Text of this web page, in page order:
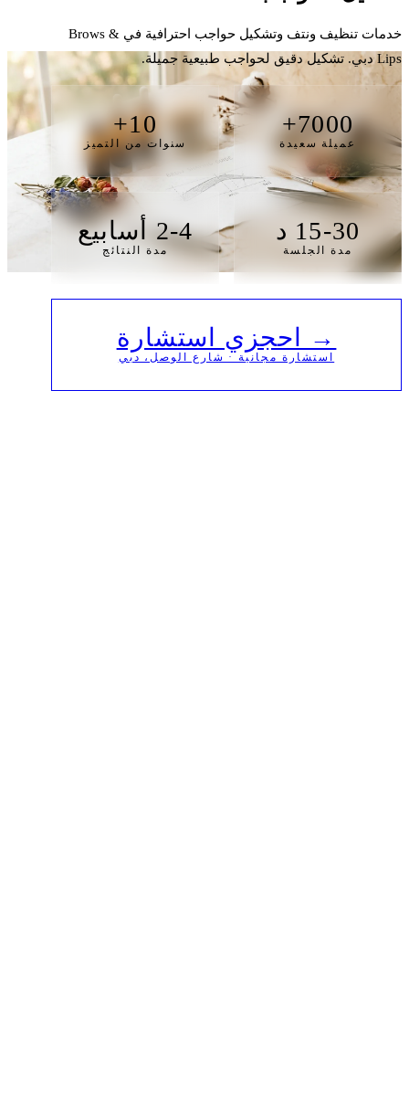
خدمات تنظيف ونتف وتشكيل حواجب احترافية في Brows &
Lips دبي. تشكيل دقيق لحواجب طبيعية جميلة.
7000+
عميلة سعيدة
10+
سنوات من التميز
15-30 د
مدة الجلسة
2-4 أسابيع
مدة النتائج
→ احجزي استشارة
استشارة مجانية · شارع الوصل، دبي